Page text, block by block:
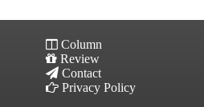
Column
Review
Contact
Privacy Policy